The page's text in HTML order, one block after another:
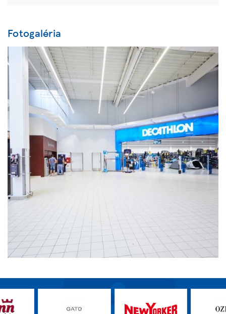
Fotogaléria